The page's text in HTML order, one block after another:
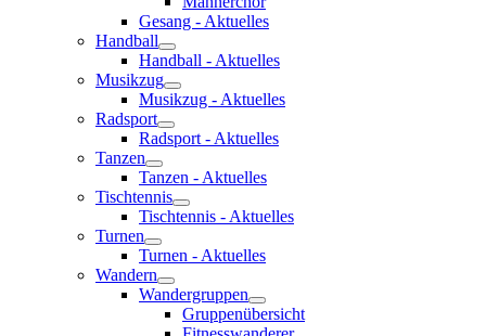
Gesang - Aktuelles
Handball
Handball - Aktuelles
Musikzug
Musikzug - Aktuelles
Radsport
Radsport - Aktuelles
Tanzen
Tanzen - Aktuelles
Tischtennis
Tischtennis - Aktuelles
Turnen
Turnen - Aktuelles
Wandern
Wandergruppen
Gruppenübersicht